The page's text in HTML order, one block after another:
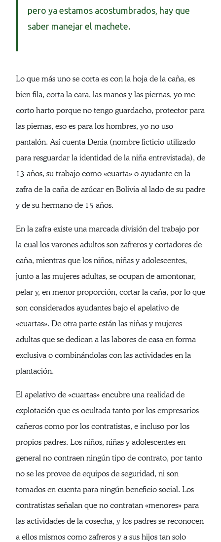
pero ya estamos acostumbrados, hay que
saber manejar el machete.
Lo que más uno se corta es con la hoja de la caña, es
bien fila, corta la cara, las manos y las piernas, yo me
corto harto porque no tengo guardacho, protector para
las piernas, eso es para los hombres, yo no uso
pantalón. Así cuenta Denia (nombre ficticio utilizado
para resguardar la identidad de la niña entrevistada), de
13 años, su trabajo como «cuarta» o ayudante en la
zafra de la caña de azúcar en Bolivia al lado de su padre
y de su hermano de 15 años.
En la zafra existe una marcada división del trabajo por
la cual los varones adultos son zafreros y cortadores de
caña, mientras que los niños, niñas y adolescentes,
junto a las mujeres adultas, se ocupan de amontonar,
pelar y, en menor proporción, cortar la caña, por lo que
son considerados ayudantes bajo el apelativo de
«cuartas». De otra parte están las niñas y mujeres
adultas que se dedican a las labores de casa en forma
exclusiva o combinándolas con las actividades en la
plantación.
El apelativo de «cuartas» encubre una realidad de
explotación que es ocultada tanto por los empresarios
cañeros como por los contratistas, e incluso por los
propios padres. Los niños, niñas y adolescentes en
general no contraen ningún tipo de contrato, por tanto
no se les provee de equipos de seguridad, ni son
tomados en cuenta para ningún beneficio social. Los
contratistas señalan que no contratan «menores» para
las actividades de la cosecha, y los padres se reconocen
a ellos mismos como zafreros y a sus hijos tan solo